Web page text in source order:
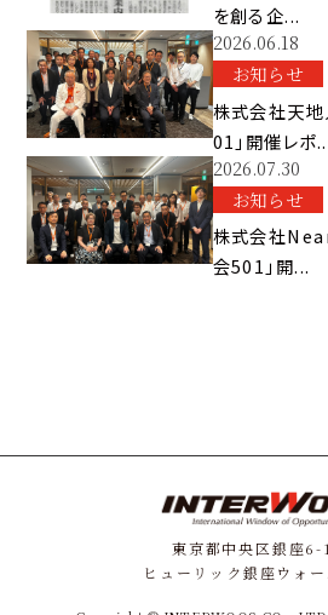
を創る企...
2026.06.18
お知らせ
株式会社天地
01」開催レポ
2026.07.30
お知らせ
株式会社
会501」開...
東京都中央区銀座6-
ヒューリック銀座ウォ